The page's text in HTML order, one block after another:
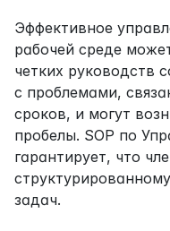
Эффективное
рабочей среде
четких руководств
с проблемами,
сроков, и могут
пробелы. SOP по
гарантирует, что
задач.